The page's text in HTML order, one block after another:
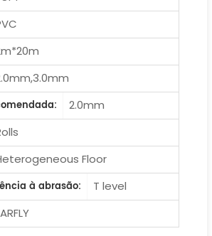
2.0mm
Floor
à abrasão:
T level